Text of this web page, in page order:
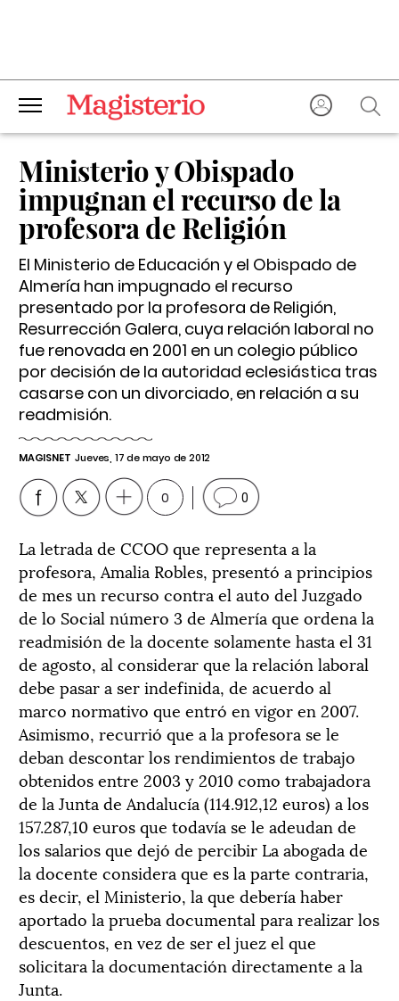
Ministerio y Obispado
impugnan el recurso de la
profesora de Religión
El Ministerio de Educación y el Obispado de
Almería han impugnado el recurso
presentado por la profesora de Religión,
Resurrección Galera, cuya relación laboral no
fue renovada en 2001 en un colegio público
por decisión de la autoridad eclesiástica tras
casarse con un divorciado, en relación a su
readmisión.
MAGISNET Jueves, 17 de mayo de 2012
0 0
La letrada de CCOO que representa a la
profesora, Amalia Robles, presentó a principios
de mes un recurso contra el auto del Juzgado
de lo Social número 3 de Almería que ordena la
readmisión de la docente solamente hasta el 31
de agosto, al considerar que la relación laboral
debe pasar a ser indefinida, de acuerdo al
marco normativo que entró en vigor en 2007.
Asimismo, recurrió que a la profesora se le
deban descontar los rendimientos de trabajo
obtenidos entre 2003 y 2010 como trabajadora
de la Junta de Andalucía (114.912,12 euros) a los
157.287,10 euros que todavía se le adeudan de
los salarios que dejó de percibir La abogada de
la docente considera que es la parte contraria,
es decir, el Ministerio, la que debería haber
aportado la prueba documental para realizar los
descuentos, en vez de ser el juez el que
solicitara la documentación directamente a la
Junta.